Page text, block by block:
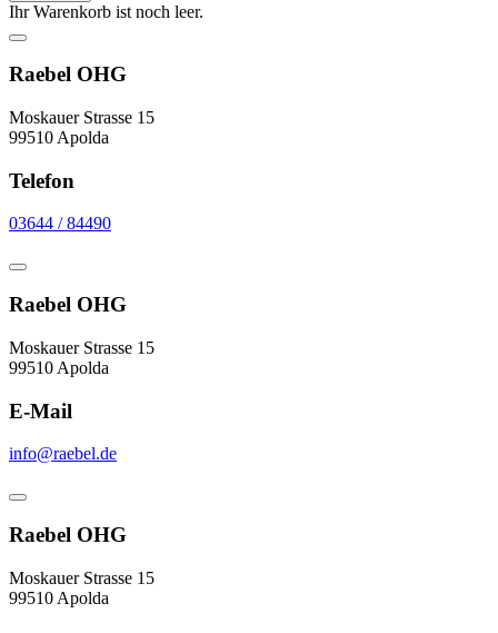
Ihr Warenkorb ist noch leer.
Raebel OHG
Moskauer Strasse 15
99510 Apolda
Telefon
03644 / 84490
Raebel OHG
Moskauer Strasse 15
99510 Apolda
E-Mail
info@raebel.de
Raebel OHG
Moskauer Strasse 15
99510 Apolda